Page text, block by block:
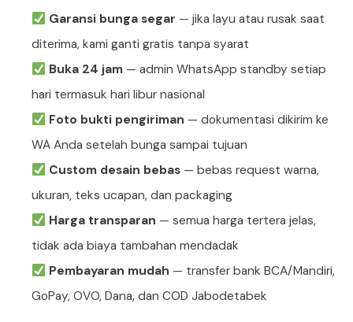
Garansi bunga segar — jika layu atau rusak saat
diterima, kami ganti gratis tanpa syarat
Buka 24 jam— admin WhatsApp standby setiap
hari termasuk hari libur nasional
Foto bukti pengiriman — dokumentasi dikirim ke
WA Anda setelah bunga sampai tujuan
Custom desain bebas— bebas request warna,
ukuran, teks ucapan, dan packaging
Harga transparan — semua harga tertera jelas,
tidak ada biaya tambahan mendadak
Pembayaran mudah — transfer bank BCA/Mandiri,
GoPay, OVO, Dana, dan COD Jabodetabek